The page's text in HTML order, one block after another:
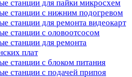
станции для пайки микросхем
станции с нижним подогревом
станции для ремонта видеокарт
станции с оловоотсосом
станции для ремонта
плат
станции с блоком питания
станции с подачей припоя